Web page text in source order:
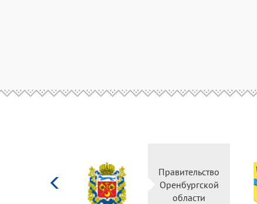
Правительство
Оренбургской
области